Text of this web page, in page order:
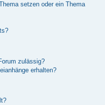
setzen oder ein Thema
zulässig?
erhalten?